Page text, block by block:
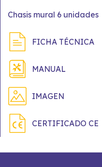
Chasis mural 6 unidades
FICHA TÉCNICA
MANUAL
IMAGEN
CERTIFICADO CE